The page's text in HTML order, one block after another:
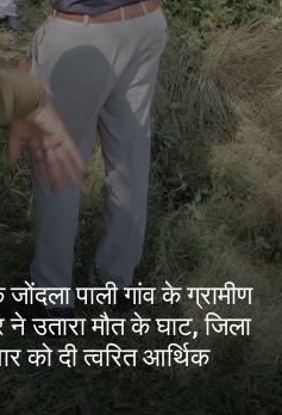
पाली गांव के ग्रामीण
ने उतारा मौत के घाट, जिला
को दी त्वरित आर्थिक